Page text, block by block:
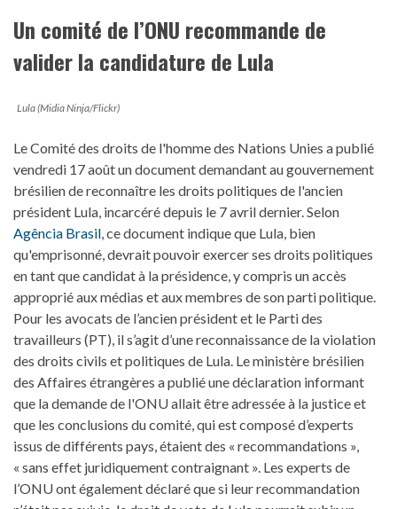
Un comité de l’ONU recommande de
valider la candidature de Lula
Lula (Midia Ninja/Flickr)
Le Comité des droits de l'homme des Nations Unies a publié
vendredi 17 août un document demandant au gouvernement
brésilien de reconnaître les droits politiques de l'ancien
président Lula, incarcéré depuis le 7 avril dernier. Selon
Agência Brasil , ce document indique que Lula, bien
qu'emprisonné, devrait pouvoir exercer ses droits politiques
en tant que candidat à la présidence, y compris un accès
approprié aux médias et aux membres de son parti politique.
Pour les avocats de l’ancien président et le Parti des
travailleurs (PT), il s’agit d’une reconnaissance de la violation
des droits civils et politiques de Lula. Le ministère brésilien
des Affaires étrangères a publié une déclaration informant
que la demande de l'ONU allait être adressée à la justice et
que les conclusions du comité, qui est composé d’experts
issus de différents pays, étaient des « recommandations »,
« sans effet juridiquement contraignant ». Les experts de
l’ONU ont également déclaré que si leur recommandation